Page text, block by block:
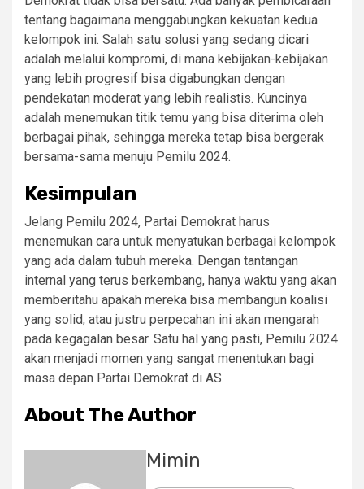
tentang bagaimana menggabungkan kekuatan kedua
kelompok ini. Salah satu solusi yang sedang dicari
adalah melalui kompromi, di mana kebijakan-kebijakan
yang lebih progresif bisa digabungkan dengan
pendekatan moderat yang lebih realistis. Kuncinya
adalah menemukan titik temu yang bisa diterima oleh
berbagai pihak, sehingga mereka tetap bisa bergerak
bersama-sama menuju Pemilu 2024.
Kesimpulan
Jelang Pemilu 2024, Partai Demokrat harus
menemukan cara untuk menyatukan berbagai kelompok
yang ada dalam tubuh mereka. Dengan tantangan
internal yang terus berkembang, hanya waktu yang akan
memberitahu apakah mereka bisa membangun koalisi
yang solid, atau justru perpecahan ini akan mengarah
pada kegagalan besar. Satu hal yang pasti, Pemilu 2024
akan menjadi momen yang sangat menentukan bagi
masa depan Partai Demokrat di AS.
About The Author
Mimin